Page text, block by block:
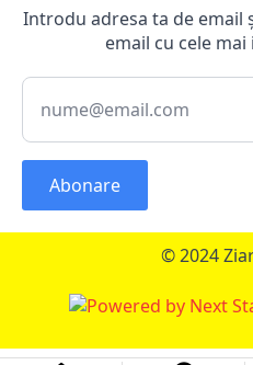
Introdu adresa ta de email
email cu cele
Abonare
© 2024